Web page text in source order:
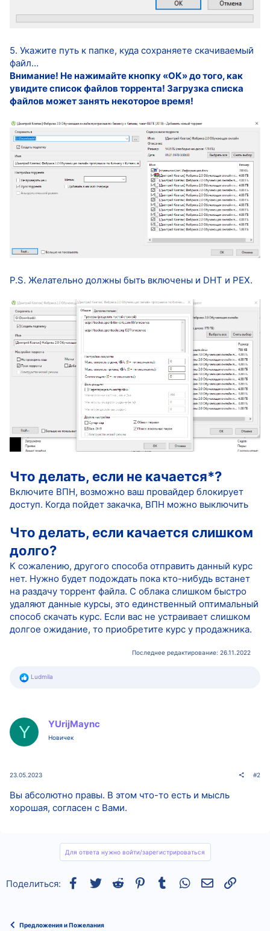
5. Укажите путь к папке, куда сохраняете скачиваемый
файл…
Внимание! Не нажимайте кнопку «ОК» до того, как
увидите список файлов торрента! Загрузка списка
файлов может занять некоторое время!
P.S. Желательно должны быть включены и DHT и PEX.
Что делать, если не качается*?
Включите ВПН, возможно ваш провайдер блокирует
доступ. Когда пойдет закачка, ВПН можно выключить
Что делать, если качается слишком
долго?
К сожалению, другого способа отправить данный курс
нет. Нужно будет подождать пока кто-нибудь встанет
на раздачу торрент файла. С облака слишком быстро
удаляют данные курсы, это единственный оптимальный
способ скачать курс. Если вас не устраивает слишком
долгое ожидание, то приобретите курс у продажника.
Последнее редактирование: 26.11.2022
Р
и
Ludmila
Y YUrijMaync
Новичек
23.05.2023 #2
Вы абсолютно правы. В этом что-то есть и мысль
хорошая, согласен с Вами.
Для ответа нужно войти/зарегистрироваться
Поделиться: Facebook
TwitterReddit Pinterest
Tumblr WhatsAppСсылка
Предложения и Пожелания